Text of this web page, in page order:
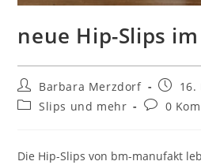
neue Hip-Slips
Beitrags-
Autor:
Barbara Merzdorf
Beitrag
16.
Beitrags-
Slips und mehr
Beitrags-
0
Die Hip-Slips von bm-manufakt